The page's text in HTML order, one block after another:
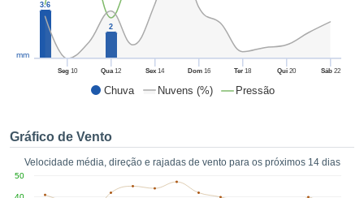
botão
o
no
como
CONFIGURAÇÕES
Chuva Nuvens (%) Pressão
Seg10 Qua12 Sex 14 Dom16 Ter 18 Qui 20 Sáb22
mm
3.6
2
Gráfico de Vento
Velocidade média, direção e rajadas de vento para os próximos 14 dias
50